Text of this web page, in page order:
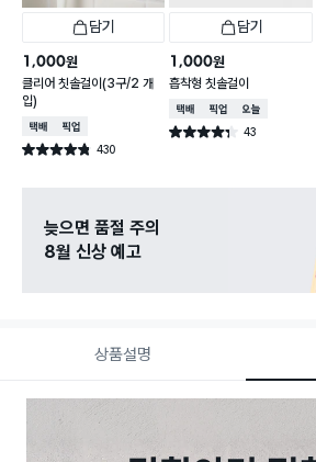
담기
1,000원
클리어 칫솔걸이(3구/2 개
입)
택배배송매장픽업
별점 4.8점 430
건 작성
담기
1,000원
흡착형 칫솔걸이
택배배송매장픽업오늘배송
별점 4.3점 43
건 작성
늦으면 품절 주의
8월 신상 예고
상품설명